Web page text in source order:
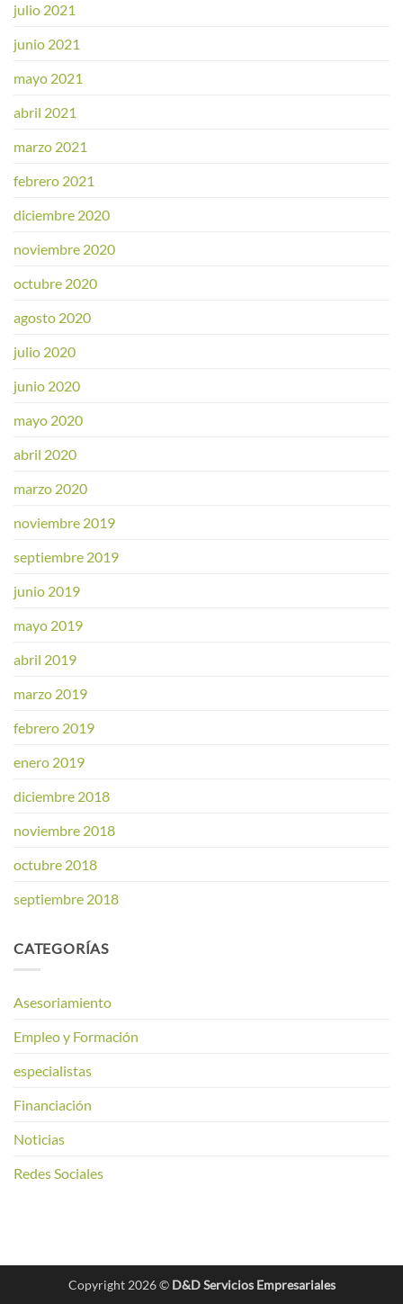
julio 2021
junio 2021
mayo 2021
abril 2021
marzo 2021
febrero 2021
diciembre 2020
noviembre 2020
octubre 2020
agosto 2020
julio 2020
junio 2020
mayo 2020
abril 2020
marzo 2020
noviembre 2019
septiembre 2019
junio 2019
mayo 2019
abril 2019
marzo 2019
febrero 2019
enero 2019
diciembre 2018
noviembre 2018
octubre 2018
septiembre 2018
CATEGORÍAS
Asesoriamiento
Empleo y Formación
especialistas
Financiación
Noticias
Redes Sociales
Copyright 2026 © D&D Servicios Empresariales